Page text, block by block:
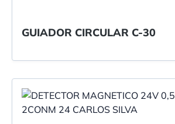
GUIADOR CIRCULAR C-30